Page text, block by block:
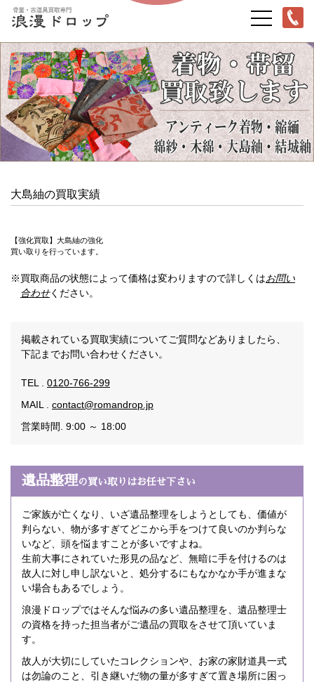
大島紬の買取実績
【強化買取】大島紬の強化
買い取りを行っています。
※買取商品の状態によって価格は変わりますので詳しくはお問い
合わせください。
掲載されている買取実績についてご質問などありましたら、
下記までお問い合わせください。
TEL . 0120-766-299
MAIL . contact@romandrop.jp
営業時間. 9:00 ～ 18:00
遺品整理の買い取りはお任せ下さい
ご家族が亡くなり、いざ遺品整理をしようとしても、価値が
判らない、物が多すぎてどこから手をつけて良いのか判らな
いなど、頭を悩ますことが多いですよね。
生前大事にされていた形見の品など、無暗に手を付けるのは
故人に対し申し訳ないと、処分するにもなかなか手が進まな
い場合もあるでしょう。
浪漫ドロップではそんな悩みの多い遺品整理を、遺品整理士
の資格を持った担当者がご遺品の買取をさせて頂いていま
す。
故人が大切にしていたコレクションや、お家の家財道具一式
は勿論のこと、引き継いだ物の量が多すぎて置き場所に困っ